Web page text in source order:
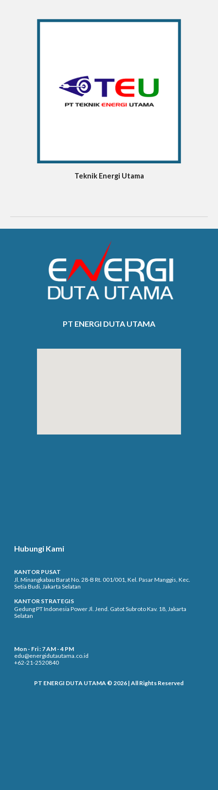
Teknik Energi Utama
PT ENERGI DUTA UTAMA
Hubungi Kami
KANTOR PUSAT
Jl. Minangkabau Barat No. 28-B Rt. 001/001, Kel. Pasar Manggis, Kec.
Setia Budi, Jakarta Selatan
KANTOR STRATEGIS
Gedung PT Indonesia Power Jl. Jend. Gatot Subroto Kav. 18, Jakarta
Selatan
Mon - Fri : 7 AM - 4 PM
edu@energidutautama.co.id
+62-21-2520840
PT ENERGI DUTA UTAMA © 2026 | All Rights Reserved